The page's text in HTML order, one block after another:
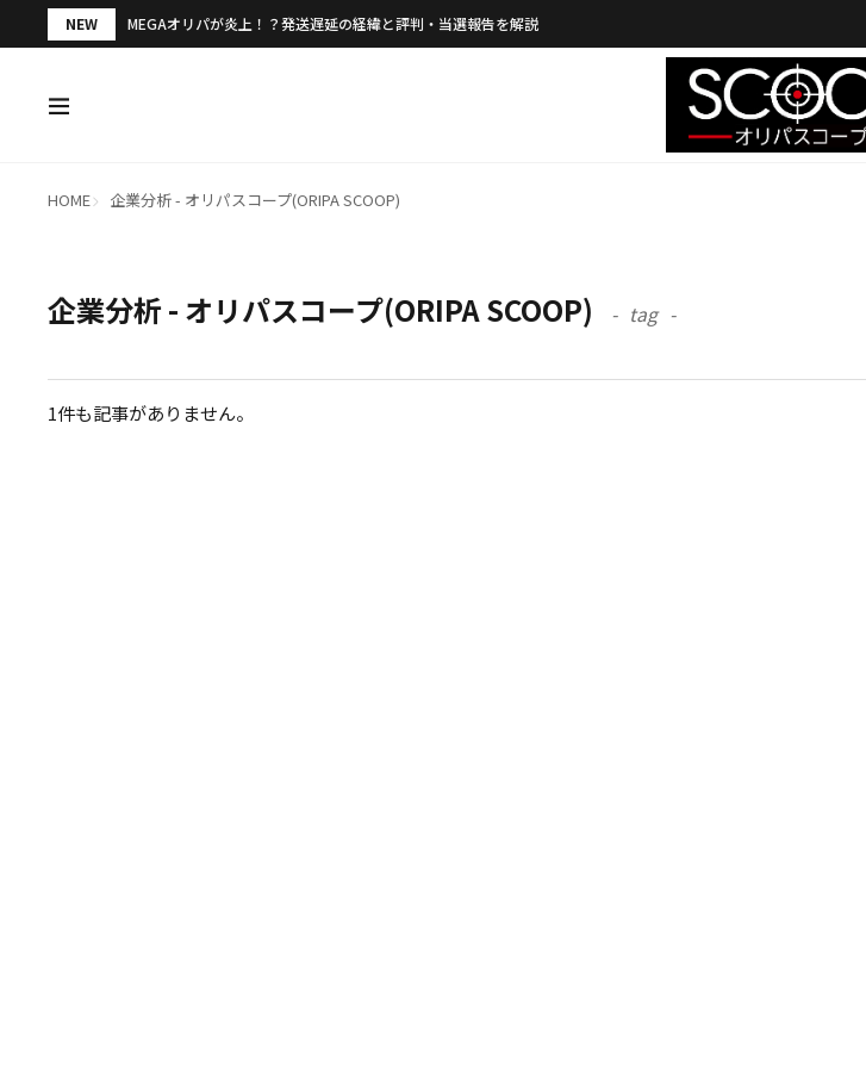
NEW MEGAオリパが炎上！？発送遅延の経緯と評判・当選報告を解説
HOME 企業分析 - オリパスコープ(ORIPA SCOOP)
企業分析 - オリパスコープ(ORIPA SCOOP) tag
1件も記事がありません。